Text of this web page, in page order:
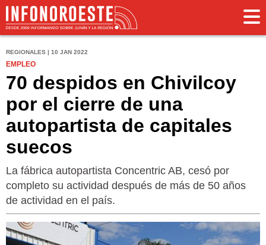
REGIONALES | 10 JAN 2022
EMPLEO
70 despidos en Chivilcoy
por el cierre de una
autopartista de capitales
suecos
La fábrica autopartista Concentric AB, cesó por
completo su actividad después de más de 50 años
de actividad en el país.